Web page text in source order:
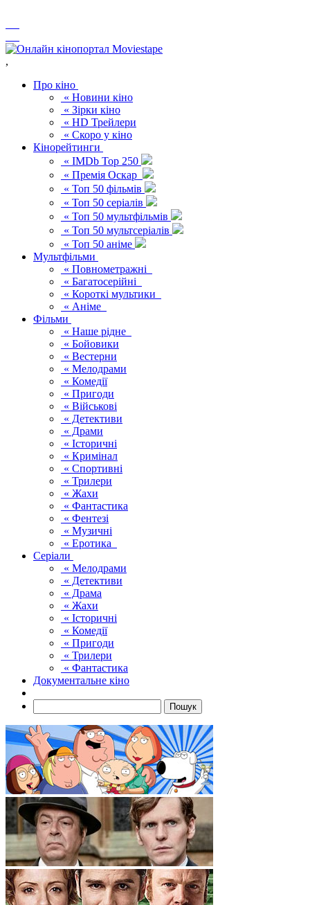
,
Про кіно
« Новини кіно
« Зірки кіно
« HD Трейлери
« Скоро у кіно
Кінорейтинги
« IMDb Top 250
« Премія Оскар
« Топ 50 фільмів
« Топ 50 серіалів
« Топ 50 мультфільмів
« Топ 50 мультсеріалів
« Топ 50 аніме
Мультфільми
« Повнометражні
« Багатосерійні
« Короткі мультики
« Аніме
Фільми
« Наше рідне
« Бойовики
« Вестерни
« Мелодрами
« Комедії
« Пригоди
« Військові
« Детективи
« Драми
« Історичні
« Кримінал
« Спортивні
« Трилери
« Жахи
« Фантастика
« Фентезі
« Музичні
« Еротика
Серіали
« Мелодрами
« Детективи
« Драма
« Жахи
« Історичні
« Комедії
« Пригоди
« Трилери
« Фантастика
Документальне кіно
Пошук